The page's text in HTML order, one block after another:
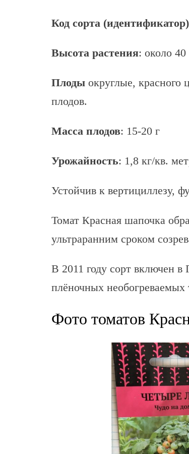
Код сорта
Высота растения: около 40
Плоды округлые, красного
плодов.
Масса плодов: 15-20 г
Урожайность: 1,8 кг/кв.
Устойчив к вертициллезу,
Томат Красная шапочка
ультраранним сроком
В 2011 году сорт включен
плёночных необогреваемых
Фото томатов